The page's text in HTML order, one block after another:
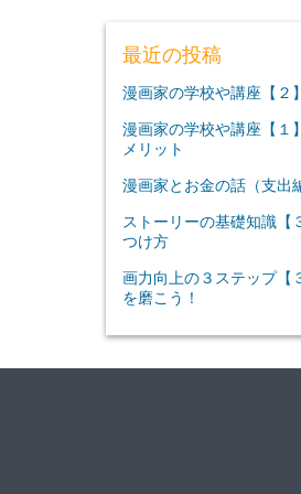
最近の投稿
漫画家の学校や講座【２
漫画家の学校や講座【１
メリット
漫画家とお金の話（支出
ストーリーの基礎知識【
つけ方
画力向上の３ステップ【
を磨こう！